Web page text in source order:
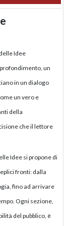
Idee
un
in un dialogo
un vero e
della
che il lettore
Idee si propone di
fronti: dalla
fino ad arrivare
Ogni sezione,
del pubblico, è